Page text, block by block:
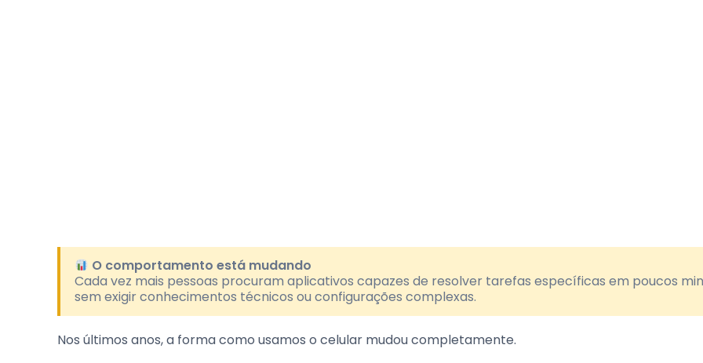
O comportamento está mudando
Cada vez mais pessoas procuram aplicativos capazes de resolver tarefas específicas em poucos
sem exigir conhecimentos técnicos ou configurações complexas.
Nos últimos anos, a forma como usamos o celular mudou completamente.